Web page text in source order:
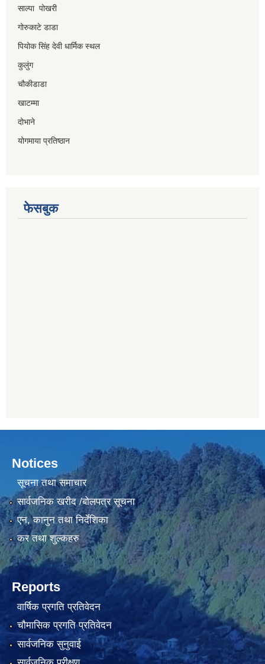
साल्पा पोखरी
गोरुकाटे डाडा
पियोक सिंह देवी धार्मिक स्थल
कुलुंग
चौकीडाडा
खाटम्मा
दोभाने
योगमाया प्रतिष्ठान
फेसबुक
Notices
सूचना तथा समाचार
सार्वजनिक खरीद /बोलपत्र सूचना
एन, कानुन तथा निर्देशिका
कर तथा शुल्कहरु
Reports
वार्षिक प्रगति प्रतिवेदन
चौमासिक प्रगति प्रतिवेदन
सार्वजनिक सुनुवाई